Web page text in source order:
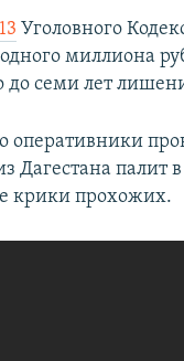
Уголовного
миллиона
до семи лет
оперативники
Дагестана палит
крики прохожих.